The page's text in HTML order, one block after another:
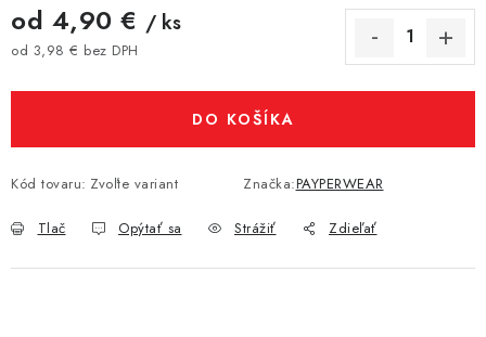
od 4,90 € / ks
od 3,98 € bez DPH
DO KOŠÍKA
Kód tovaru: Zvoľte variant Značka:PAYPERWEAR
Tlač Opýtať sa Strážiť Zdieľať